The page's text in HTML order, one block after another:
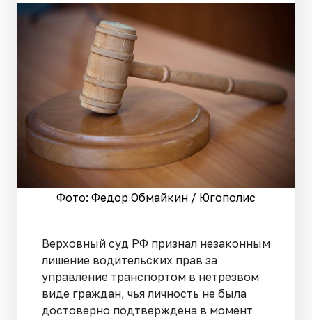
Фото: Федор Обмайкин / Югополис
Верховный суд РФ признал незаконным
лишение водительских прав за
управление транспортом в нетрезвом
виде граждан, чья личность не была
достоверно подтверждена в момент